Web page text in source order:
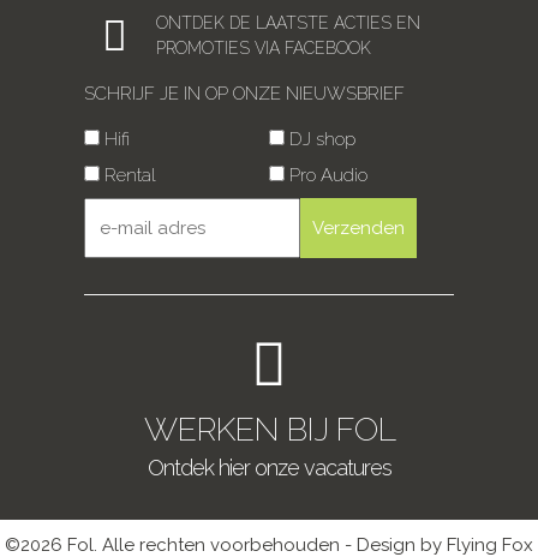
ONTDEK DE LAATSTE ACTIES EN
PROMOTIES VIA FACEBOOK
SCHRIJF JE IN OP ONZE NIEUWSBRIEF
Hifi
DJ shop
Rental
Pro Audio
WERKEN BIJ FOL
Ontdek hier onze vacatures
©2026 Fol. Alle rechten voorbehouden - Design by Flying Fox